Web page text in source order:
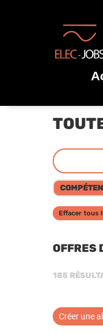
Effacer tous
OFFRES
185
Créer une